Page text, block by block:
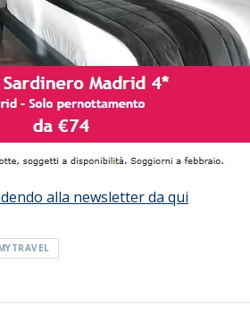
alla newsletter da qui